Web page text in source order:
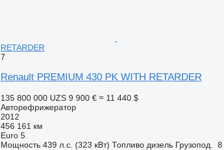
RETARDER
7
Renault PREMIUM 430 PK WITH RETARDER
135 800 000 UZS 9 900 € ≈ 11 440 $
Авторефрижератор
2012
456 161 км
Euro 5
Мощность 439 л.с. (323 кВт) Топливо дизель Грузопод.
8